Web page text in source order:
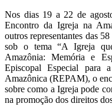
Nos dias 19 a 22 de
Encontro da Igreja na
outros representantes das
sob o tema “A Igreja
Amazônia: Memória e
Episcopal Especial para
Amazônica (REPAM), o
sobre como a Igreja pode
na promoção dos direitos